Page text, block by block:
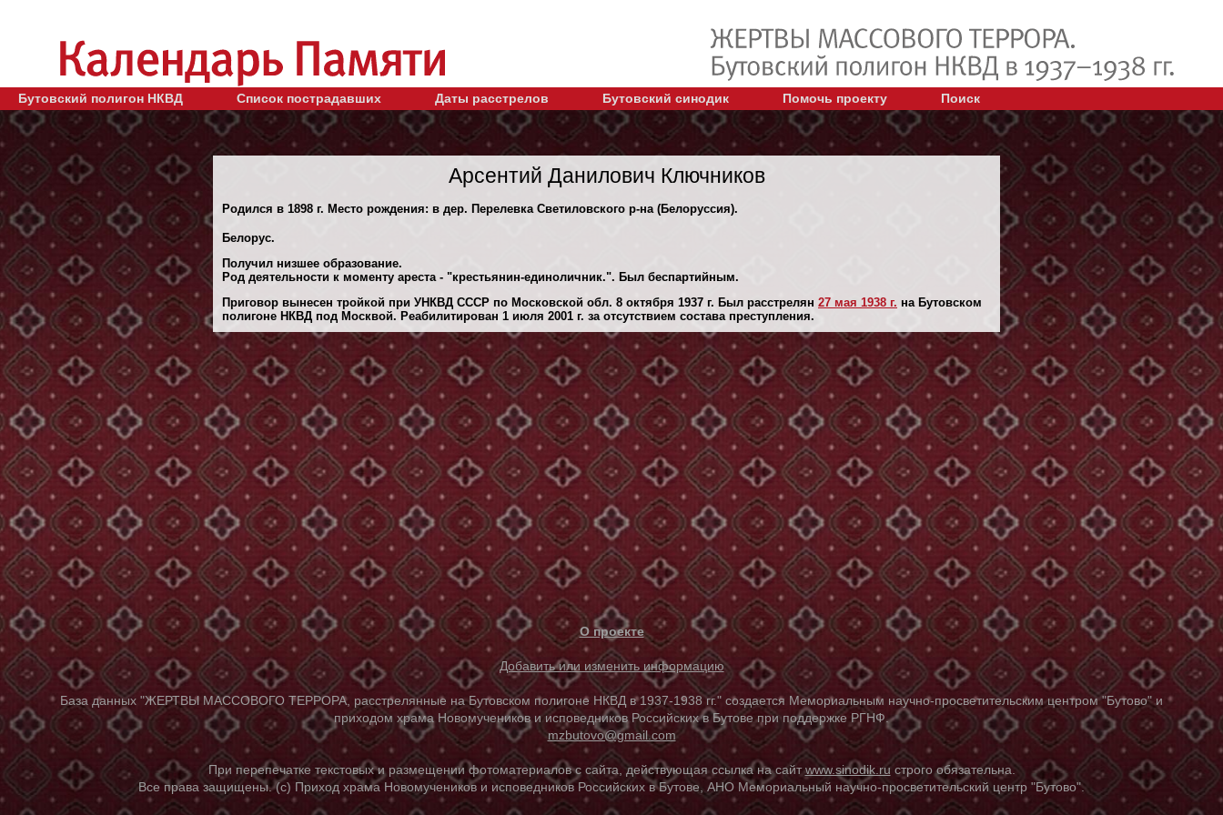
Бутовский полигон НКВД Список пострадавших Даты расстрелов Бутовский синодик Помочь проекту Поиск
Арсентий Данилович Ключников
Родился в 1898 г. Место рождения: в дер. Перелевка Светиловского р-на (Белоруссия).
Белорус.
Получил низшее образование.
Род деятельности к моменту ареста - "крестьянин-единоличник.". Был беспартийным.
Приговор вынесен тройкой при УНКВД СССР по Московской обл. 8 октября 1937 г. Был расстрелян 27 мая 1938 г. на Бутовском
полигоне НКВД под Москвой. Реабилитирован 1 июля 2001 г. за отсутствием состава преступления.
О проекте
Добавить или изменить информацию
База данных "ЖЕРТВЫ МАССОВОГО ТЕРРОРА, расстрелянные на Бутовском полигоне НКВД в 1937-1938 гг." создается Мемориальным научно-просветительским центром "Бутово" и
приходом храма Новомучеников и исповедников Российских в Бутове при поддержке РГНФ.
mzbutovo@gmail.com
При перепечатке текстовых и размещении фотоматериалов с сайта, действующая ссылка на сайтwww.sinodik.ru строго обязательна.
Все права защищены. (с) Приход храма Новомучеников и исповедников Российских в Бутове, АНО Мемориальный научно-просветительский центр "Бутово".